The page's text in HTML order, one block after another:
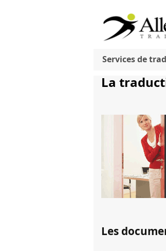
Services de
La
Les